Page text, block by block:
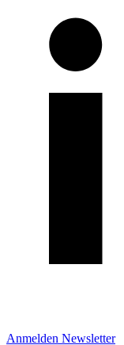
Anmelden Newsletter